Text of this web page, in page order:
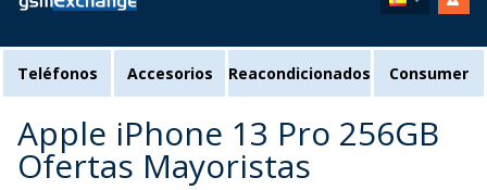
Teléfonos Accesorios Reacondicionados Consumer
Apple iPhone 13 Pro 256GB
Ofertas Mayoristas